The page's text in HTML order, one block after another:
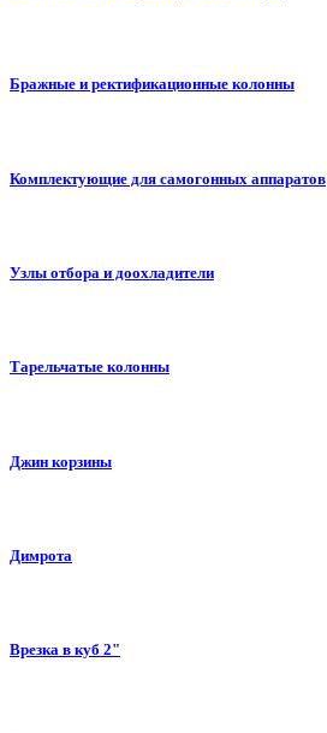
Бражные и ректификационные колонны
Комплектующие для самогонных аппаратов
Узлы отбора и доохладители
Тарельчатые колонны
Джин корзины
Димрота
Врезка в куб 2"